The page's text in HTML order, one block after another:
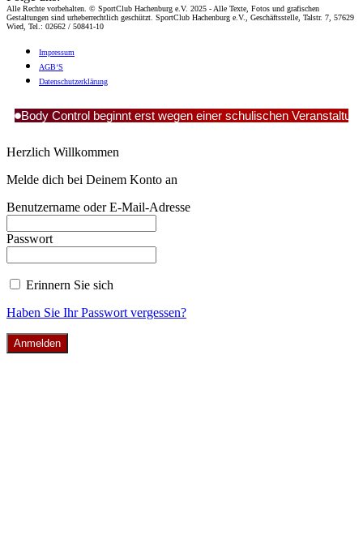
Alle Rechte vorbehalten. © SportClub Hachenburg e.V. 2025 - Alle Texte, Fotos und grafischen
Gestaltungen sind urheberrechtlich geschützt. SportClub Hachenburg e.V., Geschäftsstelle, Talstr. 7, 57629
Wied, Tel.: 02662 / 50841-10
Impres­sum
AGB‘S
Daten­schutz­er­klä­rung
Body Control beginnt erst wegen einer schulischen
Herzlich Willkommen
Melde dich bei Deinem Konto an
Benutzername oder E-Mail-Adresse
Passwort
Erinnern Sie sich
Haben Sie Ihr Passwort vergessen?